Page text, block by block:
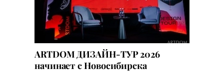
ARTDOM ДИЗАЙН-ТУР 2026
начинает с Новосибирска